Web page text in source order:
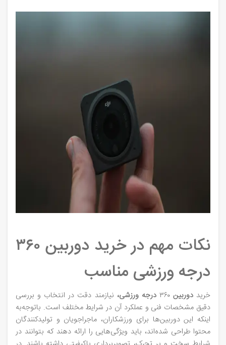
نکات مهم در خرید دوربین ۳۶۰
درجه ورزشی مناسب
خریددوربین ۳۶۰ درجه ورزشی، نیازمند دقت در انتخاب و بررسی
دقیق مشخصات فنی و عملکرد آن در شرایط مختلف است. باتوجه‌به
اینکه این دوربین‌ها برای ورزشکاران، ماجراجویان و تولیدکنندگان
محتوا طراحی شده‌اند، باید ویژگی‌هایی را ارائه دهند که بتوانند در